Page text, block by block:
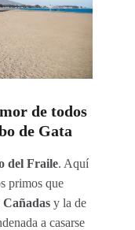
de todos
de Gata
del Fraile. Aquí
primos que
y la de
a casarse